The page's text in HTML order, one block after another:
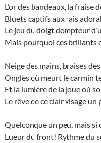
L’or des bandeaux, la fraise
Bluets captifs aux rais
Le jeu du doigt dompteur
Mais pourquoi ces brillants
Neige des mains, braises
Ongles où meurt le carmin
Et la lumière de la joue où
Le rêve de ce clair visage un
Quelconque un peu, mais si
Lueur du front! Rythme du